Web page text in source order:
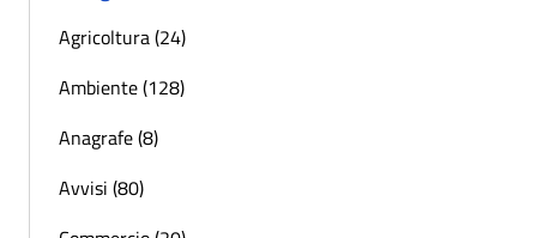
Agricoltura (24)
Ambiente (128)
Anagrafe (8)
Avvisi (80)
Commercio (20)